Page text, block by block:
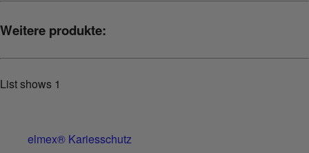
Weitere produkte:
List shows 1
elmex® Kariesschutz